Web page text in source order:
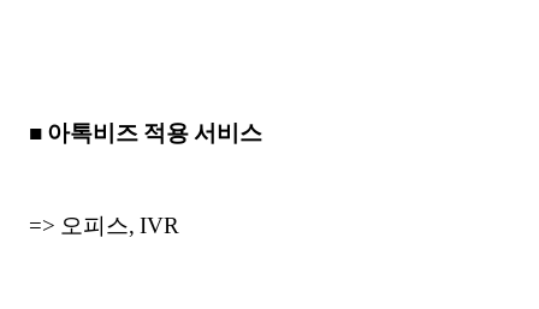
■ 아톡비즈 적용 서비스
=> 오피스, IVR